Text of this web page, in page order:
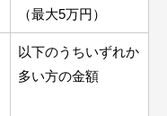
（最大5万円）
以下のうちいずれか
多い方の金額